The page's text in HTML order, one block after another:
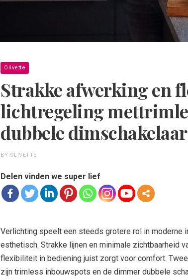
Olivette
Strakke afwerking en
lichtregeling
dubbele
BY OLIVETTE
Delen vinden we super lief
Verlichting speelt een steeds grotere rol in moderne
esthetisch. Strakke lijnen en minimale zichtbaarheid
flexibiliteit in bediening juist zorgt voor comfort.
zijn trimless inbouwspots en de dimmer dubbele